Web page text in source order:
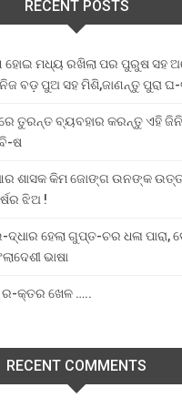
RECENT POSTS
ହୋଇ ମଧ୍ୟ ରଖିଲା ପର ପୁରୁଷ ସହ
ବଡ଼ ପୁଅ ସହ ମିଶି,ଜାଣନ୍ତୁ ପୁରା ଘ-
ତୁରନ୍ତ ବ୍ୟବହାର କରନ୍ତୁ ଏହି
ଷ
ଶାସକ କିମ ଜୋଙ୍ଗ ଉନଙ୍କ
ଝିଅ !
ହେଲା ଗୁପ୍ତ-ଚର ଧଳା ପାରା,
ଭାଷା
କ୍ତର ଖେଳ …..
RECENT COMMENTS